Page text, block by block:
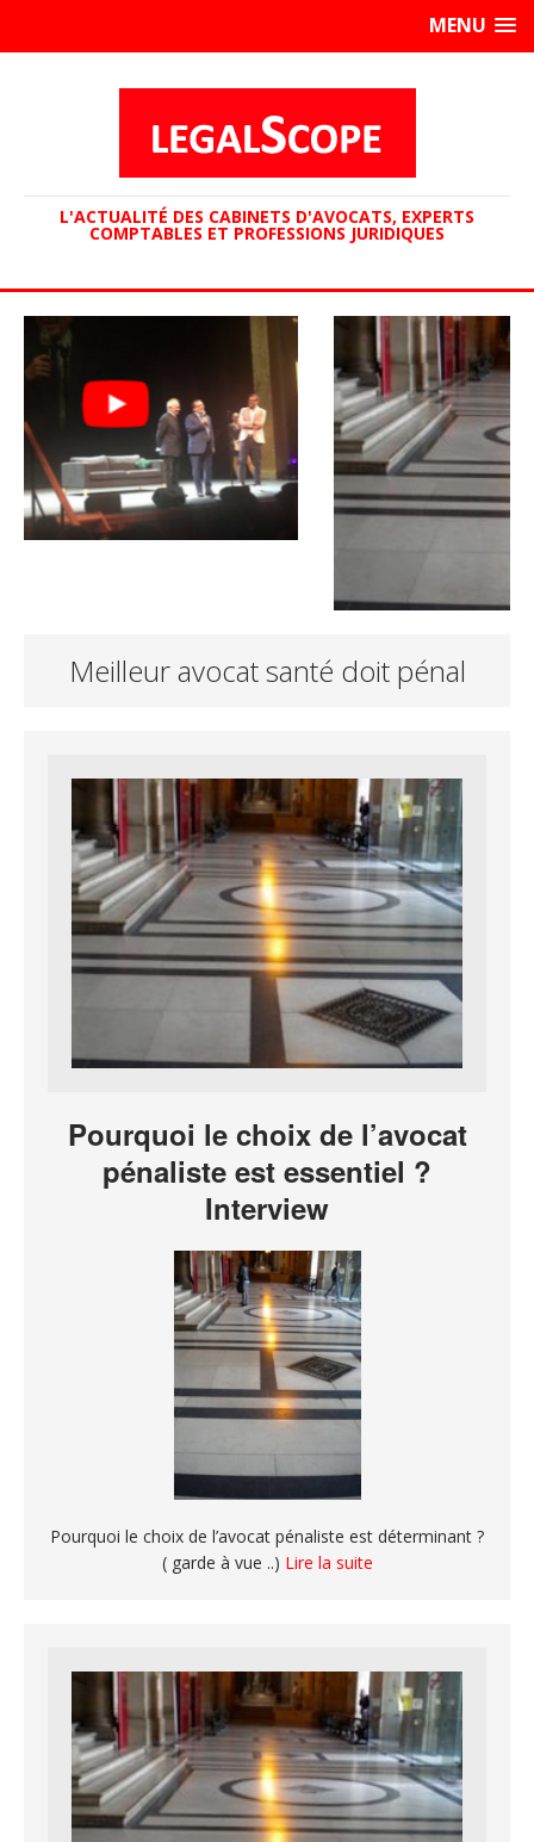
MENU
L'ACTUALITÉ DES CABINETS D'AVOCATS, EXPERTS
COMPTABLES ET PROFESSIONS JURIDIQUES
Meilleur avocat santé doit pénal
Pourquoi le choix de l’avocat
pénaliste est essentiel ?
Interview
Pourquoi le choix de l’avocat pénaliste est déterminant ?
( garde à vue ..) Lire la suite